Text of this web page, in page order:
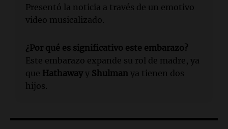
Presentó la noticia a través de un emotivo
video musicalizado.
¿Por qué es significativo este embarazo?
Este embarazo expande su rol de madre, ya
que Hathaway y Shulman ya tienen dos
hijos.